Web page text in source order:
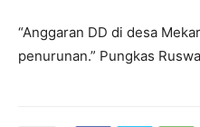
“Anggaran DD di desa
penurunan.” Pungkas